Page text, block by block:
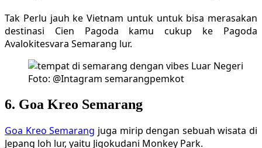
Tak Perlu jauh ke Vietnam untuk untuk bisa merasakan
destinasi Cien Pagoda kamu cukup ke Pagoda
Avalokitesvara Semarang lur.
Foto: @Intagram semarangpemkot
6. Goa Kreo Semarang
Goa Kreo Semarang juga mirip dengan sebuah wisata di
Jepang loh lur, yaitu Jigokudani Monkey Park.